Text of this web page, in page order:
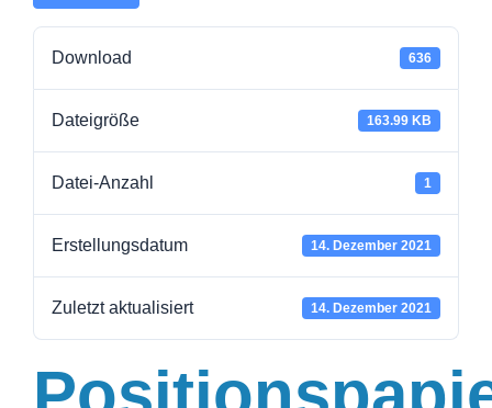
Download 636
Dateigröße 163.99 KB
Datei-Anzahl 1
Erstellungsdatum 14. Dezember 2021
Zuletzt aktualisiert 14. Dezember 2021